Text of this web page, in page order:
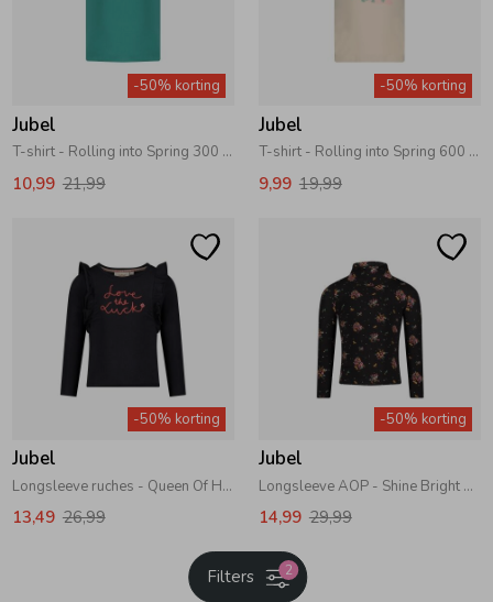
-50% korting
Jubel
T-shirt - Rolling into Spring 300 Groen
10,99 21,99
-50% korting
Jubel
T-shirt - Rolling into Spring 600 Offwhite
9,99 19,99
-50% korting
Jubel
Longsleeve ruches - Queen Of Hearts 750 Antraciet
13,49 26,99
-50% korting
Jubel
Longsleeve AOP - Shine Bright 750 Antraciet
14,99 29,99
2
Filters